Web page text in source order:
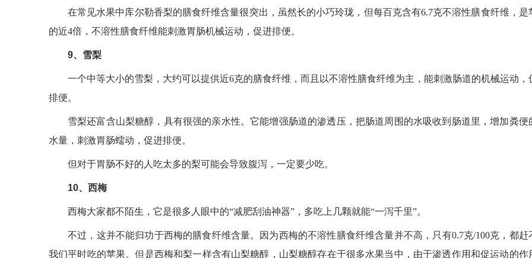
在常见水果中库尔勒香梨的膳食纤维含量很突出，虽然长的小巧玲珑，但每百克含有6.7克不溶性膳食纤维，是
的近4倍，不溶性膳食纤维能刺激胃肠机械运动，促进排便。
9、雪梨
一个中等大小的雪梨，大约可以提供近6克的膳食纤维，而且以不溶性膳食纤维为主，能刺激肠道的机械运动，
排便。
雪梨还富含山梨糖醇，具有很强的亲水性。它能增强肠道的渗透压，把肠道周围的水吸收到肠道里，增加粪便
水量，刺激胃肠蠕动，促进排便。
但对于胃肠不好的人吃太多的梨可能会导致腹泻，一定要少吃。
10、西梅
西梅大家都不陌生，它是很多人眼中的“减肥刮油神器”，多吃上几颗就能“一泻千里”。
不过，这并不能归功于西梅的膳食纤维含量。因为西梅的不溶性膳食纤维含量并不高，只有0.7克/100克，都赶
我们平时吃的苹果。但是西梅和梨一样含有山梨糖醇，山梨糖醇存在于很多水果当中，由于渗透作用和促运动的作